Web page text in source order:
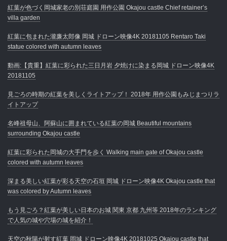
紅葉が色づく岡城家老の別荘庭園 用作公園 Okajou castle Chief retainer’s
villa garden
紅葉に包まれた瀧廉太郎像 岡城 ドローン映像4K 20181105 Rentaro Taki
statue colored with autumn leaves
動画:【貴重】紅葉に彩られた三日月岩 夕焼けに染まる岡城 ドローン映像4K
20181105
見ごろの時期の紅葉を美しくライトアップ！ 2018年 用作公園もみじまつりラ
イトアップ
名峰祖母山、阿蘇山に囲まれている紅葉の岡城 Beautiful mountains
surrounding Okajou castle
紅葉に彩られた岡城の大手門を歩く Walking main gate of Okajou castle
colored with autumn leaves
深まる美しい紅葉が彩る天空の石垣 岡城 ドローン映像4K Okajou castle that
was colored by Autumn leaves
もう見ごろ？紅葉が美しい日本のお城 関東 京都 九州等 2018年のランキング
で人気の城や穴場の城を紹介！
天空の秋陽が射す紅葉 岡城 ドローン映像4K 20181025 Okajou castle that